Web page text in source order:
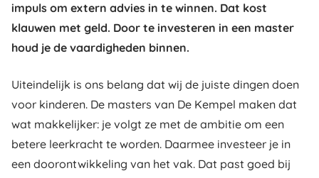
impuls om extern advies in te winnen. Dat kost
klauwen met geld. Door te investeren in een master
houd je de vaardigheden binnen.
Uiteindelijk is ons belang dat wij de juiste dingen doen
voor kinderen. De masters van De Kempel maken dat
wat makkelijker: je volgt ze met de ambitie om een
betere leerkracht te worden. Daarmee investeer je in
een doorontwikkeling van het vak. Dat past goed bij